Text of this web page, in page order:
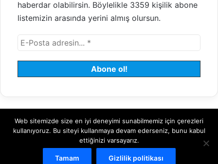
haberdar olabilirsin. Böylelikle 3359 kişilik abone
listemizin arasında yerini almış olursun.
© 2008 - 2026 Tayfundeğer.com - Tüm hakları saklıdır.
Bulut Sunucu Sanal (VDS) Sunucu
Yönetilen Sunucu
Kiralık Sunucu
Halka Arz Danışmanlık Borsa
Web sitemizde size en iyi deneyimi sunabilmemiz için çerezleri
kullanıyoruz. Bu siteyi kullanmaya devam ederseniz, bunu kabul
ettiğinizi varsayarız.
Tamam Gizlilik politikası